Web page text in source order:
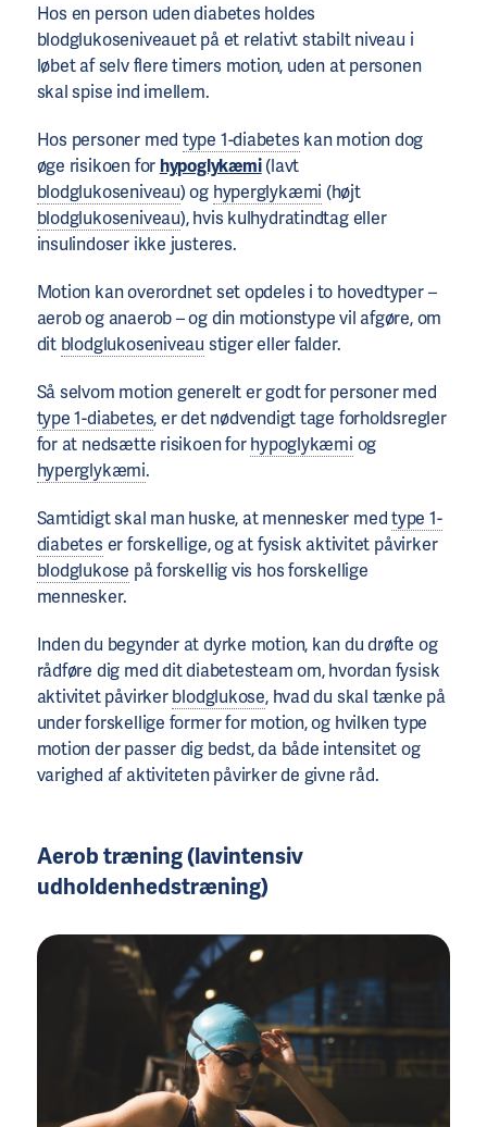
Hos en person uden diabetes holdes
blodglukoseniveauet på et relativt stabilt niveau i
løbet af selv flere timers motion, uden at personen
skal spise ind imellem.
Hos personer med type 1-diabetes kan motion dog
øge risikoen for hypoglykæmi(lavt
blodglukoseniveau) og hyperglykæmi (højt
blodglukoseniveau), hvis kulhydratindtag eller
insulindoser ikke justeres.
Motion kan overordnet set opdeles i to hovedtyper –
aerob og anaerob – og din motionstype vil afgøre, om
dit blodglukoseniveau stiger eller falder.
Så selvom motion generelt er godt for personer med
type 1-diabetes, er det nødvendigt tage forholdsregler
for at nedsætte risikoen forhypoglykæmi og
hyperglykæmi.
Samtidigt skal man huske, at mennesker medtype 1-
diabetes er forskellige, og at fysisk aktivitet påvirker
blodglukose på forskellig vis hos forskellige
mennesker.
Inden du begynder at dyrke motion, kan du drøfte og
rådføre dig med dit diabetesteam om, hvordan fysisk
aktivitet påvirkerblodglukose, hvad du skal tænke på
under forskellige former for motion, og hvilken type
motion der passer dig bedst, da både intensitet og
varighed af ​​aktiviteten påvirker de givne råd.
Aerob træning (lavintensiv
udholdenhedstræning)